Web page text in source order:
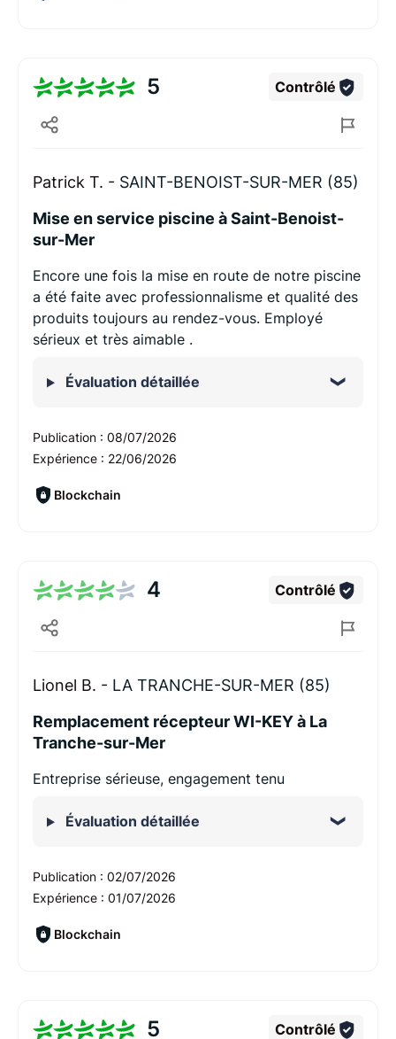
5 Contrôlé
Patrick T. - SAINT-BENOIST-SUR-MER (85)
Mise en service piscine à Saint-Benoist-
sur-Mer
Encore une fois la mise en route de notre piscine
a été faite avec professionnalisme et qualité des
produits toujours au rendez-vous. Employé
sérieux et très aimable .
Évaluation détaillée
Publication : 08/07/2026
Expérience : 22/06/2026
Blockchain
4 Contrôlé
Lionel B. - LA TRANCHE-SUR-MER (85)
Remplacement récepteur WI-KEY à La
Tranche-sur-Mer
Entreprise sérieuse, engagement tenu
Évaluation détaillée
Publication : 02/07/2026
Expérience : 01/07/2026
Blockchain
5 Contrôlé